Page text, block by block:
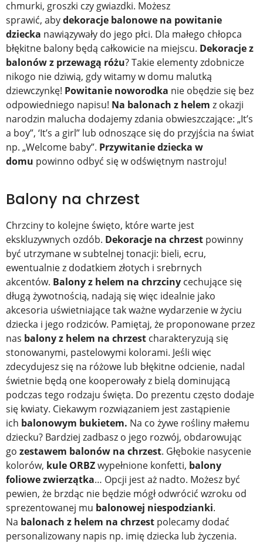
chmurki, groszki czy gwiazdki. Możesz
sprawić, abydekoracje balonowe na powitanie
dziecka nawiązywały do jego płci. Dla małego chłopca
błękitne balony będą całkowicie na miejscu. Dekoracje z
balonów z przewagą różu? Takie elementy zdobnicze
nikogo nie dziwią, gdy witamy w domu malutką
dziewczynkę! Powitanie noworodka nie obędzie się bez
odpowiedniego napisu! Na balonach z helem z okazji
narodzin malucha dodajemy zdania obwieszczające: „It’s
a boy”, ‘It’s a girl” lub odnoszące się do przyjścia na świat
np. „Welcome baby”. Przywitanie dziecka w
domu powinno odbyć się w odświętnym nastroju!
Balony na chrzest
Chrzciny to kolejne święto, które warte jest
ekskluzywnych ozdób. Dekoracje na chrzest powinny
być utrzymane w subtelnej tonacji: bieli, ecru,
ewentualnie z dodatkiem złotych i srebrnych
akcentów. Balony z helem na chrzciny cechujące się
długą żywotnością, nadają się więc idealnie jako
akcesoria uświetniające tak ważne wydarzenie w życiu
dziecka i jego rodziców. Pamiętaj, że proponowane przez
nas balony z helem na chrzest charakteryzują się
stonowanymi, pastelowymi kolorami. Jeśli więc
zdecydujesz się na różowe lub błękitne odcienie, nadal
świetnie będą one kooperowały z bielą dominującą
podczas tego rodzaju święta. Do prezentu często dodaje
się kwiaty. Ciekawym rozwiązaniem jest zastąpienie
ich balonowym bukietem. Na co żywe rośliny małemu
dziecku? Bardziej zadbasz o jego rozwój, obdarowując
go zestawem balonów na chrzest. Głębokie nasycenie
kolorów, kule ORBZwypełnione konfetti, balony
foliowezwierzątka… Opcji jest aż nadto. Możesz być
pewien, że brzdąc nie będzie mógł odwrócić wzroku od
sprezentowanej mu balonowej niespodzianki.
Na balonach z helem na chrzest polecamy dodać
personalizowany napis np. imię dziecka lub życzenia.